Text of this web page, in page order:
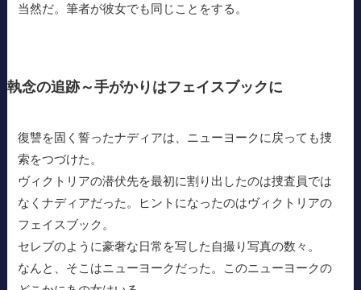
当然だ。筆者が彼女でも同じことをする。
執念の追跡～手がかりはフェイスブックに
復讐を固く誓ったナディアは、ニューヨークに戻っても捜
索をつづけた。
ヴィクトリアの潜伏先を最初に割り出したのは捜査員では
なくナディアだった。ヒントになったのはヴィクトリアの
フェイスブック。
セレブのように豪奢な日常を写した自撮り写真の数々。
なんと、そこはニューヨークだった。このニューヨークの